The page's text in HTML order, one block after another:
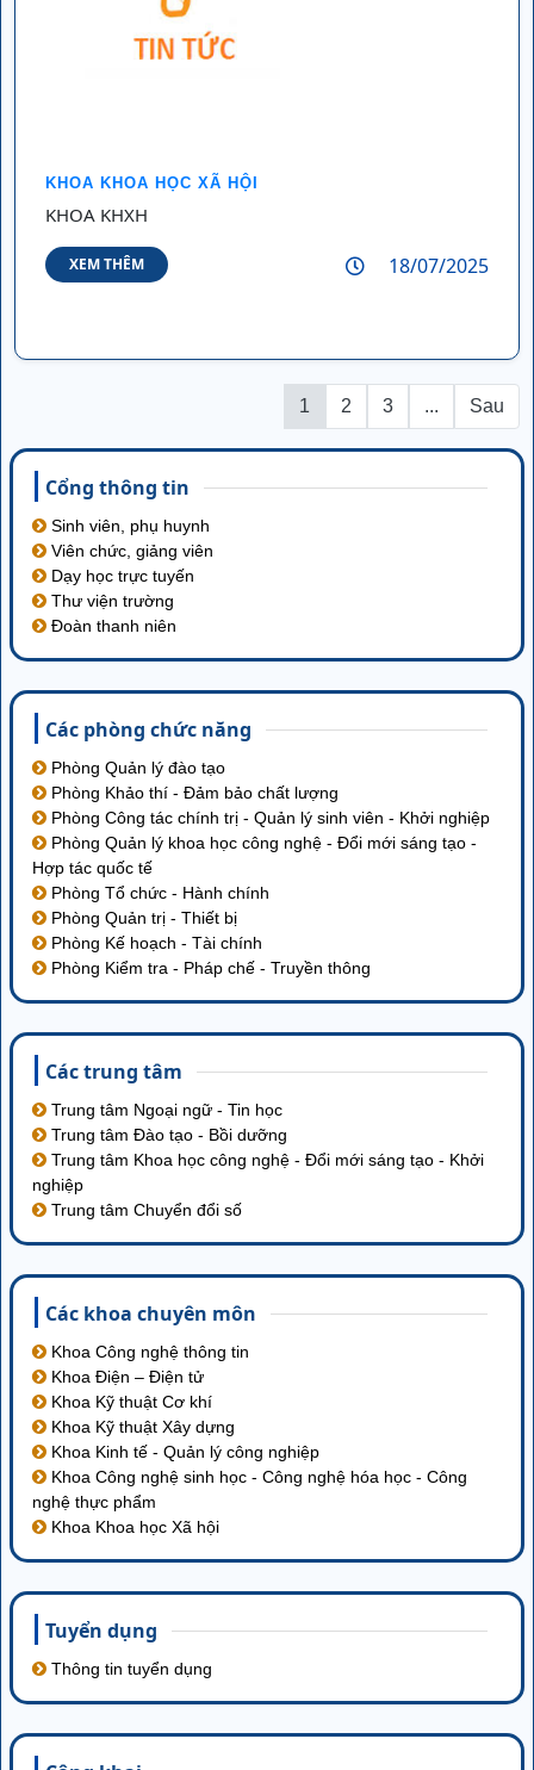
KHOA KHOA HỌC XÃ HỘI
KHOA KHXH
18/07/2025
XEM THÊM
1 2 3 ... Sau
Cổng thông tin
Sinh viên, phụ huynh
Viên chức, giảng viên
Dạy học trực tuyến
Thư viện trường
Đoàn thanh niên
Các phòng chức năng
Phòng Quản lý đào tạo
Phòng Khảo thí - Đảm bảo chất lượng
Phòng Công tác chính trị - Quản lý sinh viên - Khởi nghiệp
Phòng Quản lý khoa học công nghệ - Đổi mới sáng tạo -
Hợp tác quốc tế
Phòng Tổ chức - Hành chính
Phòng Quản trị - Thiết bị
Phòng Kế hoạch - Tài chính
Phòng Kiểm tra - Pháp chế - Truyền thông
Các trung tâm
Trung tâm Ngoại ngữ - Tin học
Trung tâm Đào tạo - Bồi dưỡng
Trung tâm Khoa học công nghệ - Đổi mới sáng tạo - Khởi
nghiệp
Trung tâm Chuyển đổi số
Các khoa chuyên môn
Khoa Công nghệ thông tin
Khoa Điện – Điện tử
Khoa Kỹ thuật Cơ khí
Khoa Kỹ thuật Xây dựng
Khoa Kinh tế - Quản lý công nghiệp
Khoa Công nghệ sinh học - Công nghệ hóa học - Công
nghệ thực phẩm
Khoa Khoa học Xã hội
Tuyển dụng
Thông tin tuyển dụng